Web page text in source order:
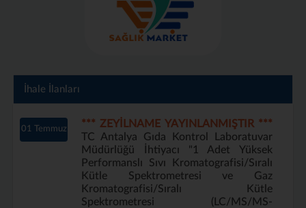
İhale İlanları
01 Temmuz
*** ZEYİLNAME YAYINLANMIŞTIR ***
TC Antalya Gıda Kontrol Laboratuvar
Müdürlüğü İhtiyacı "1 Adet Yüksek
Performanslı Sıvı Kromatografisi/Sıralı
Kütle Spektrometresi ve Gaz
Kromatografisi/Sıralı Kütle
Spektrometresi (LC/MS/MS-